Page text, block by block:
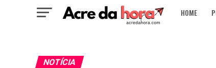
HOME
NOTÍCIA